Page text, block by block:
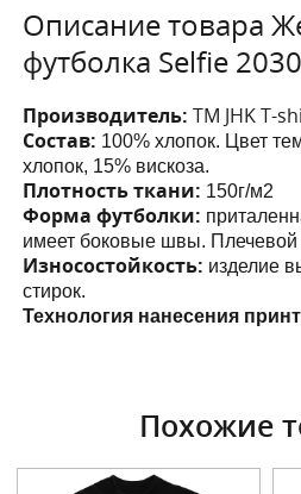
Описание товара
футболка Selfie 2030
Производитель:ТМ JHK T-
Состав: 100% хлопок. Цвет
хлопок, 15% вискоза.
Плотность ткани: 150г/м2
Форма футболки:
имеет боковые швы.
Износостойкость: изделие
стирок.
Технология нанесения
Похожие